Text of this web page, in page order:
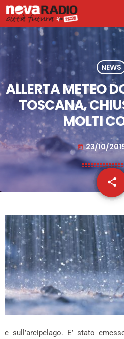
NEWS
ALLERTA METEO
TOSCANA,
MOLTI
today 23/10/
share
email
e sull’arcipelago. E’ stato